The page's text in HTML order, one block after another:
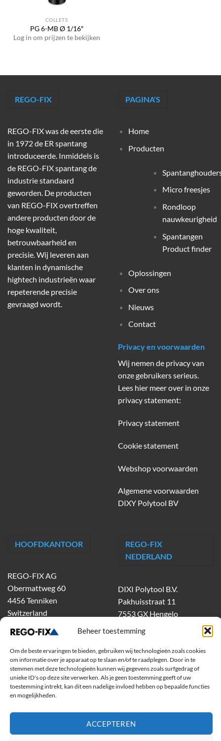
Beheer toestemming
Om de beste ervaringen te bieden, gebruiken wij technologieën zoals cookies
om informatie over je apparaat op te slaan en/of te raadplegen. Door in te
stemmen met deze technologieën kunnen wij gegevens zoals surfgedrag of
unieke ID's op deze site verwerken. Als je geen toestemming geeft of uw
toestemming intrekt, kan dit een nadelige invloed hebben op bepaalde functies
en mogelijkheden.
ACCEPTEREN
COLLETS
PG 6-MB Ø 1/16″
Log in om prijzen te bekijken
REGO-FIX
REGO-FIX was de eerste die
in 1972 de ER spantang
introduceerde. Inmiddels is
de REGO-FIX spantang de
industrie standaard
geworden. De producten
van REGO-FIX overtreffen
andere producten door de
hoge kwaliteit,
betrouwbaarheid en
precisie. Wij leveren aan
klanten in dynamische
hightech industrieën waar
repeterende precisie
gevraagd wordt.
PAGINA'S
Home
Producten
Micro freesjes
Rondloop
nauwkeurigheid
Spantangen
Product finder
Oplossingen
Over ons
Nieuws
Contact
Privacy en voorwaarden
Wij nemen de privacy van
onze gebruikers serieus.
Lees hier meer over in onze
privacy statement:
Privacy statement
Cookie statement
Webshop voorwaarden
Algemene voorwaarden
DIXY Polytool BV
HOOFDKANTOOR
REGO-FIX AG
Obermattweg 60
4456 Tenniken
Switzerland
REGO-FIX
NEDERLAND
DIXI Polytool B.V.
Pakhuisstraat 11
7553 GX Hengelo
dixiholland@dixi.com
www.dixipolytool.com
Volg ons op Youtube